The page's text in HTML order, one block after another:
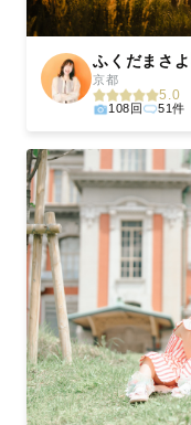
ふくだまさよ
京都
5.0
108回 51件